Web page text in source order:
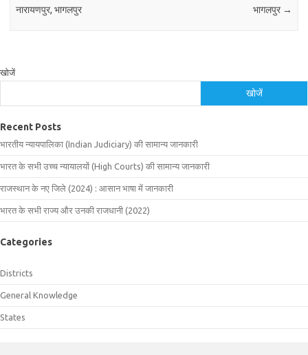
नारायणपुर, भागलपुर
भागलपुर →
खोजें
खोजें
Recent Posts
भारतीय न्यायपालिका (Indian Judiciary) की सामान्य जानकारी
भारत के सभी उच्च न्यायालयों (High Courts) की सामान्य जानकारी
राजस्थान के नए जिले (2024) : आसान भाषा में जानकारी
भारत के सभी राज्य और उनकी राजधानी (2022)
Categories
Districts
General Knowledge
States